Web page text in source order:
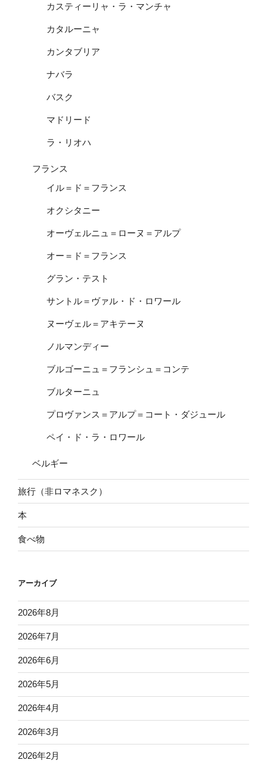
カスティーリャ・ラ・マンチャ
カタルーニャ
カンタブリア
ナバラ
バスク
マドリード
ラ・リオハ
フランス
イル＝ド＝フランス
オクシタニー
オーヴェルニュ＝ローヌ＝アルプ
オー＝ド＝フランス
グラン・テスト
サントル＝ヴァル・ド・ロワール
ヌーヴェル＝アキテーヌ
ノルマンディー
ブルゴーニュ＝フランシュ＝コンテ
ブルターニュ
プロヴァンス＝アルプ＝コート・ダジュール
ペイ・ド・ラ・ロワール
ベルギー
旅行（非ロマネスク）
本
食べ物
アーカイブ
2026年8月
2026年7月
2026年6月
2026年5月
2026年4月
2026年3月
2026年2月